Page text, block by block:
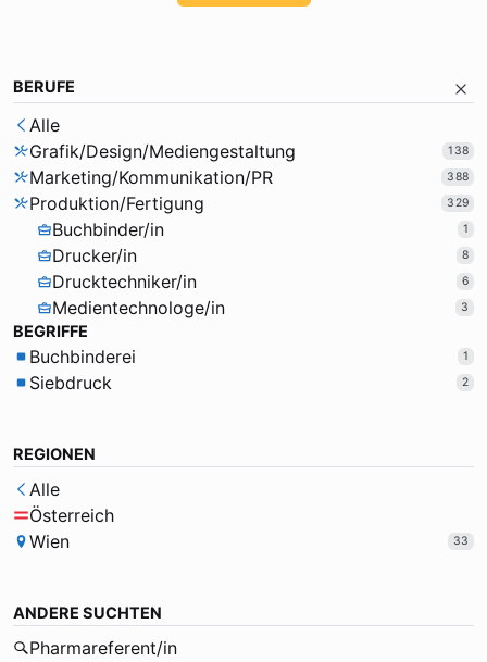
BERUFE
Alle
Grafik/Design/Mediengestaltung
138
Marketing/Kommunikation/PR 388
Produktion/Fertigung 329
Buchbinder/in 1
Drucker/in 8
Drucktechniker/in 6
Medientechnologe/in 3
BEGRIFFE
Buchbinderei 1
Siebdruck 2
REGIONEN
Alle
Österreich
Wien
33
ANDERE SUCHTEN
Pharmareferent/in